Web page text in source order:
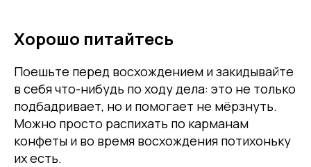
Хорошо питайтесь
Поешьте перед восхождением и закидывайте
в себя что-нибудь по ходу дела: это не только
подбадривает, но и помогает не мёрзнуть.
Можно просто распихать по карманам
конфеты и во время восхождения потихоньку
их есть.